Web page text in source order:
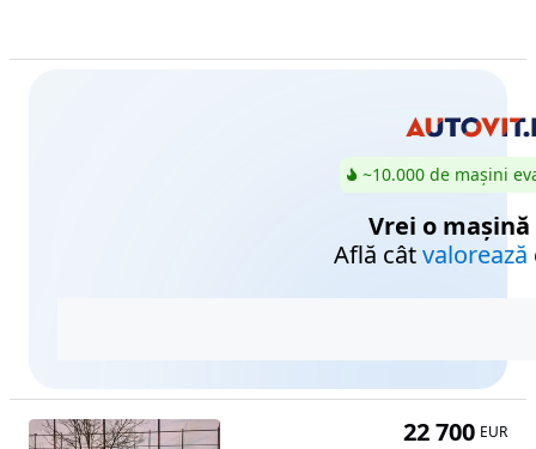
~10.000 de mașini
Vrei o mașină
Află câtvalorează
22 700 EUR